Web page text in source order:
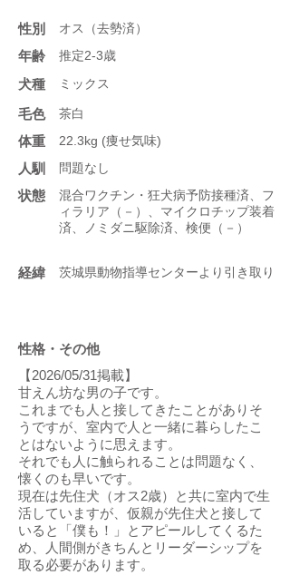
性別 オス（去勢済）
年齢 推定2-3歳
​犬種 ミックス
​毛色 茶白
体重 22.3kg (痩せ気味)
人馴 問題なし
状態
混合ワクチン・狂犬病予防接種済、フ
ィラリア（－）、マイクロチップ装着
済、ノミダニ駆除済、検便（－）
​経緯 茨城県動物指導センターより引き取り
性格・その他
【2026/05/31掲載】
甘えん坊な男の子です。
これまでも人と接してきたことがありそ
うですが、室内で人と一緒に暮らしたこ
とはないように思えます。
それでも人に触られることは問題なく、
懐くのも早いです。
現在は先住犬（オス2歳）と共に室内で生
活していますが、仮親が先住犬と接して
いると「僕も！」とアピールしてくるた
め、人間側がきちんとリーダーシップを
取る必要があります。